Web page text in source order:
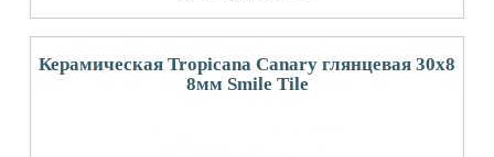
Керамическая Tropicana Canary глянцевая 30x8
8мм Smile Tile